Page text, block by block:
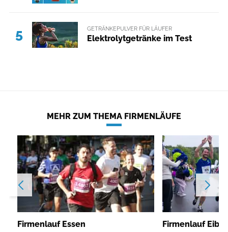
5 GETRÄNKEPULVER FÜR LÄUFER
Elektrolytgetränke im Test
MEHR ZUM THEMA FIRMENLÄUFE
Firmenlauf Essen Firmenlauf